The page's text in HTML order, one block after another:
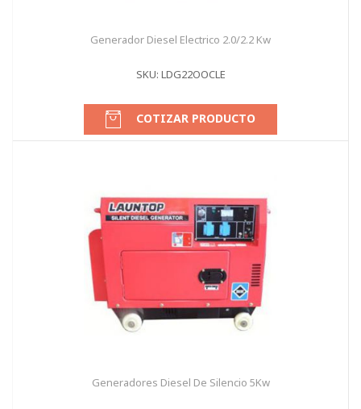
Generador Diesel Electrico 2.0/2.2 Kw
SKU: LDG22OOCLE
COTIZAR PRODUCTO
Generadores Diesel De Silencio 5Kw